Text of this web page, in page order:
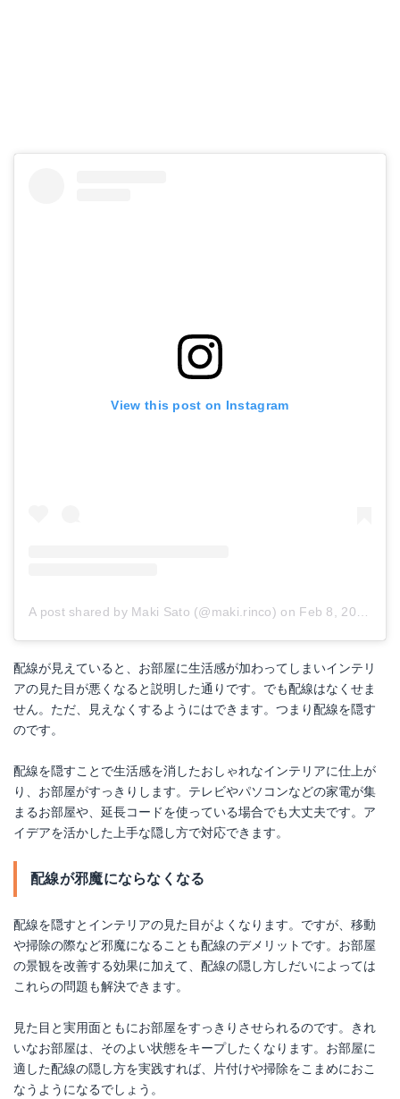
View this post on Instagram
A post shared by Maki Sato (@maki.rinco) on Feb 8, 2017 at 2:37am PST
配線が見えていると、お部屋に生活感が加わってしまいインテリ
アの見た目が悪くなると説明した通りです。でも配線はなくせま
せん。ただ、見えなくするようにはできます。つまり配線を隠す
のです。
配線を隠すことで生活感を消したおしゃれなインテリアに仕上が
り、お部屋がすっきりします。テレビやパソコンなどの家電が集
まるお部屋や、延長コードを使っている場合でも大丈夫です。ア
イデアを活かした上手な隠し方で対応できます。
配線が邪魔にならなくなる
配線を隠すとインテリアの見た目がよくなります。ですが、移動
や掃除の際など邪魔になることも配線のデメリットです。お部屋
の景観を改善する効果に加えて、配線の隠し方しだいによっては
これらの問題も解決できます。
見た目と実用面ともにお部屋をすっきりさせられるのです。きれ
いなお部屋は、そのよい状態をキープしたくなります。お部屋に
適した配線の隠し方を実践すれば、片付けや掃除をこまめにおこ
なうようになるでしょう。